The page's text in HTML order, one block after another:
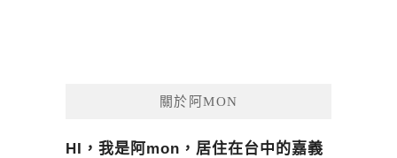
關於阿MON
HI，我是阿mon，居住在台中的嘉義